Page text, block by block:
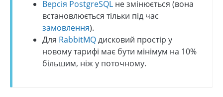
Версія PostgreSQL не змінюється (вона
встановлюється тільки під час
замовлення).
Для RabbitMQдисковий простір у
новому тарифі має бути мінімум на 10%
більшим, ніж у поточному.